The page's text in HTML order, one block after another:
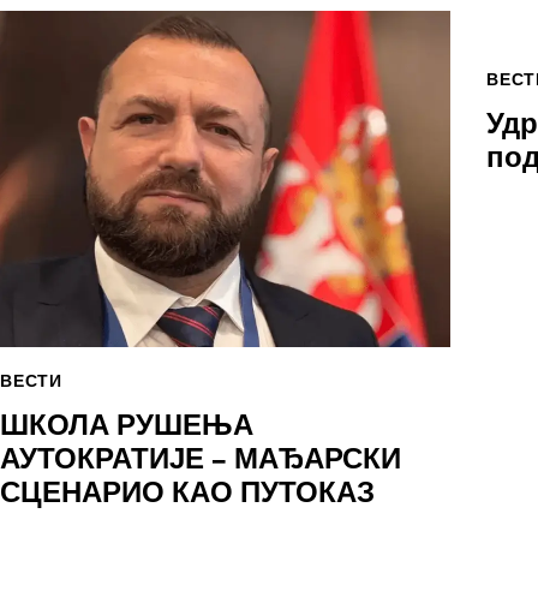
ВЕСТИ
ШКОЛА РУШЕЊА
АУТОКРАТИЈЕ – МАЂАРСКИ
СЦЕНАРИО КАО ПУТОКАЗ